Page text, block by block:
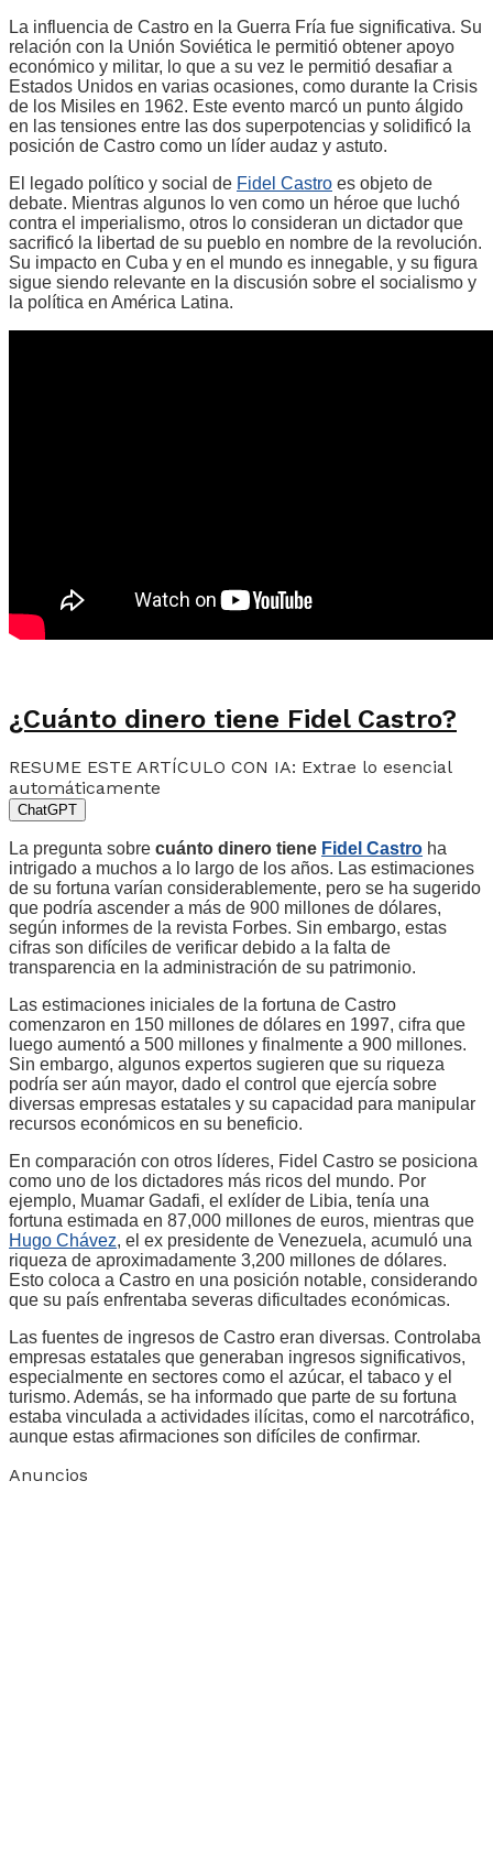
La influencia de Castro en la Guerra Fría fue significativa. Su
relación con la Unión Soviética le permitió obtener apoyo
económico y militar, lo que a su vez le permitió desafiar a
Estados Unidos en varias ocasiones, como durante la Crisis
de los Misiles en 1962. Este evento marcó un punto álgido
en las tensiones entre las dos superpotencias y solidificó la
posición de Castro como un líder audaz y astuto.
El legado político y social de Fidel Castro es objeto de
debate. Mientras algunos lo ven como un héroe que luchó
contra el imperialismo, otros lo consideran un dictador que
sacrificó la libertad de su pueblo en nombre de la revolución.
Su impacto en Cuba y en el mundo es innegable, y su figura
sigue siendo relevante en la discusión sobre el socialismo y
la política en América Latina.
¿Cuánto dinero tiene Fidel Castro?
RESUME ESTE ARTÍCULO CON IA: Extrae lo esencial
automáticamente
ChatGPT
La pregunta sobre cuánto dinero tiene Fidel Castro ha
intrigado a muchos a lo largo de los años. Las estimaciones
de su fortuna varían considerablemente, pero se ha sugerido
que podría ascender a más de 900 millones de dólares,
según informes de la revista Forbes. Sin embargo, estas
cifras son difíciles de verificar debido a la falta de
transparencia en la administración de su patrimonio.
Las estimaciones iniciales de la fortuna de Castro
comenzaron en 150 millones de dólares en 1997, cifra que
luego aumentó a 500 millones y finalmente a 900 millones.
Sin embargo, algunos expertos sugieren que su riqueza
podría ser aún mayor, dado el control que ejercía sobre
diversas empresas estatales y su capacidad para manipular
recursos económicos en su beneficio.
En comparación con otros líderes, Fidel Castro se posiciona
como uno de los dictadores más ricos del mundo. Por
ejemplo, Muamar Gadafi, el exlíder de Libia, tenía una
fortuna estimada en 87,000 millones de euros, mientras que
Hugo Chávez, el ex presidente de Venezuela, acumuló una
riqueza de aproximadamente 3,200 millones de dólares.
Esto coloca a Castro en una posición notable, considerando
que su país enfrentaba severas dificultades económicas.
Las fuentes de ingresos de Castro eran diversas. Controlaba
empresas estatales que generaban ingresos significativos,
especialmente en sectores como el azúcar, el tabaco y el
turismo. Además, se ha informado que parte de su fortuna
estaba vinculada a actividades ilícitas, como el narcotráfico,
aunque estas afirmaciones son difíciles de confirmar.
Anuncios